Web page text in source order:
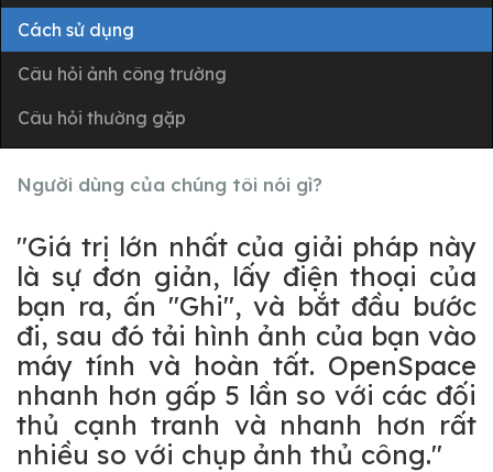
Cách sử dụng
Câu hỏi ảnh công trường
Câu hỏi thường gặp
Người dùng của chúng tôi nói gì?
"Giá trị lớn nhất của giải pháp này
là sự đơn giản, lấy điện thoại của
bạn ra, ấn "Ghi", và bắt đầu bước
đi, sau đó tải hình ảnh của bạn vào
máy tính và hoàn tất. OpenSpace
nhanh hơn gấp 5 lần so với các đối
thủ cạnh tranh và nhanh hơn rất
nhiều so với chụp ảnh thủ công."